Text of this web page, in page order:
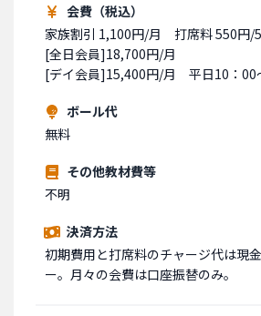
会費（税込）
家族割引 1,100円/月　打席料 550円/
[全日会員]18,700円/月
[デイ会員]15,400円/月　平日10：00
ボール代
無料
その他教材費等
不明
決済方法
初期費用と打席料のチャージ代は現
ー。月々の会費は口座振替のみ。